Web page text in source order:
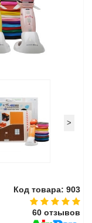
>
Код товара: 903
60 отзывов